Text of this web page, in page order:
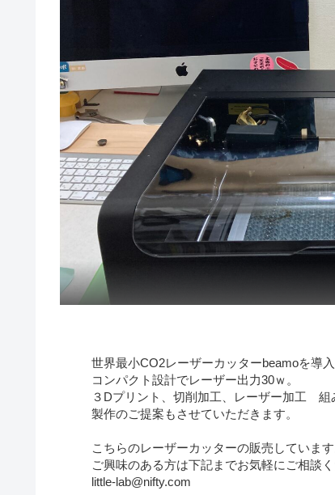
世界最小CO2レーザーカッターbeamoを導入
コンパクト設計でレーザー出力30ｗ。
３Dプリント、切削加工、レーザー加工 組
製作のご提案もさせていただきます。
こちらのレーザーカッターの販売しています
ご興味のある方は下記までお気軽にご相談く
little-lab@nifty.com